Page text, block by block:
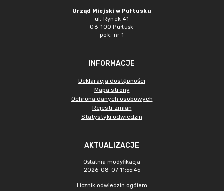
Urząd Miejski w Pułtusku
ul. Rynek 41
06-100 Pułtusk
pok. nr 1
INFORMACJE
Deklaracja dostępności
Mapa strony
Ochrona danych osobowych
Rejestr zmian
Statystyki odwiedzin
AKTUALIZACJE
Ostatnia modyfikacja
2026-08-07 11:55:45
Licznik odwiedzin ogółem